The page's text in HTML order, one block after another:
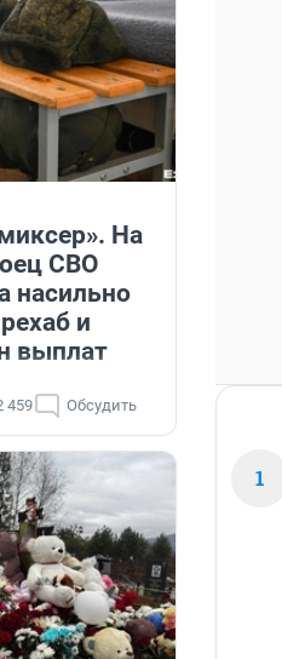
На
СВО
насильно
и
выплат
459 Обсудить
1